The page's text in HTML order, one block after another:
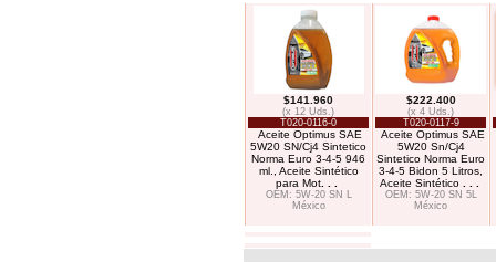
$141.960
(x 12 Uds.)
T020-0116-0
Aceite Optimus SAE
5W20 SN/Cj4 Sintetico
Norma Euro 3-4-5 946
ml., Aceite Sintético
para Mot
OEM: 5W-20 SN L
México
$222.400
(x 4 Uds.)
T020-0117-9
Aceite Optimus SAE
5W20 Sn/Cj4
Sintetico Norma Euro
3-4-5 Bidon 5 Litros,
Aceite Sintético
OEM: 5W-20 SN 5L
México